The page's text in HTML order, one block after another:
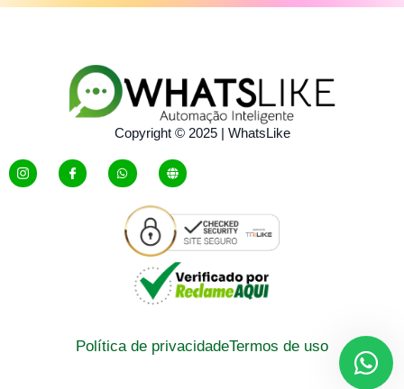
Copyright © 2025 | WhatsLike
Política de privacidadeTermos de uso